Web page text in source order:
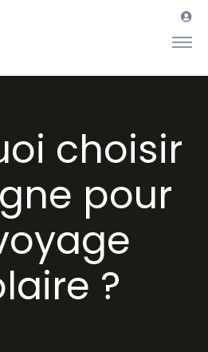
choisir
pour
?